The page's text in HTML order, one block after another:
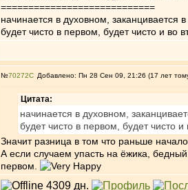
============================
начинается в духовном, заканцивается
будет чисто в первом, будет чисто и во
№70272 Добавлено: Пн 28 Сен 09, 21:26 (17 лет
Цитата:
начинается в духовном,
будет чисто в первом, будет чисто и
Значит разница в том что раньше
А если случаем упасть на ёжика,
первом.